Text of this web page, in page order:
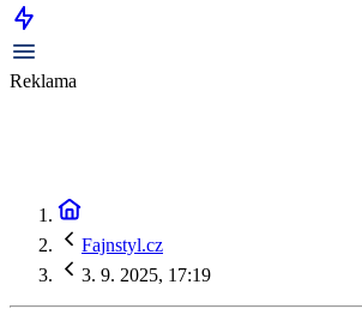
Reklama
Fajnstyl.cz
3. 9. 2025, 17:19